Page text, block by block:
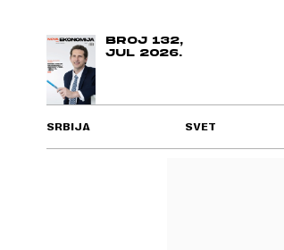
BROJ 132,
JUL 2026.
SRBIJA SVET